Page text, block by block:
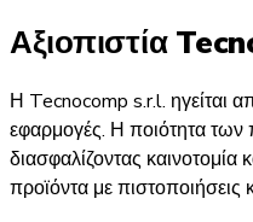
Αξιοπιστία
Η Tecnocomp s.r.l. ηγείται
εφαρμογές. Η ποιότητα των
διασφαλίζοντας
προϊόντα με